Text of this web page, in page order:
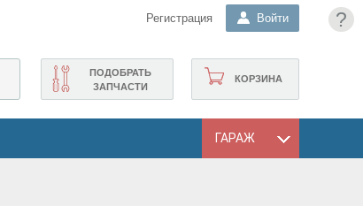
?
Регистрация Войти
КОРЗИНА
ПОДОБРАТЬ
ЗАПЧАСТИ
ГАРАЖ